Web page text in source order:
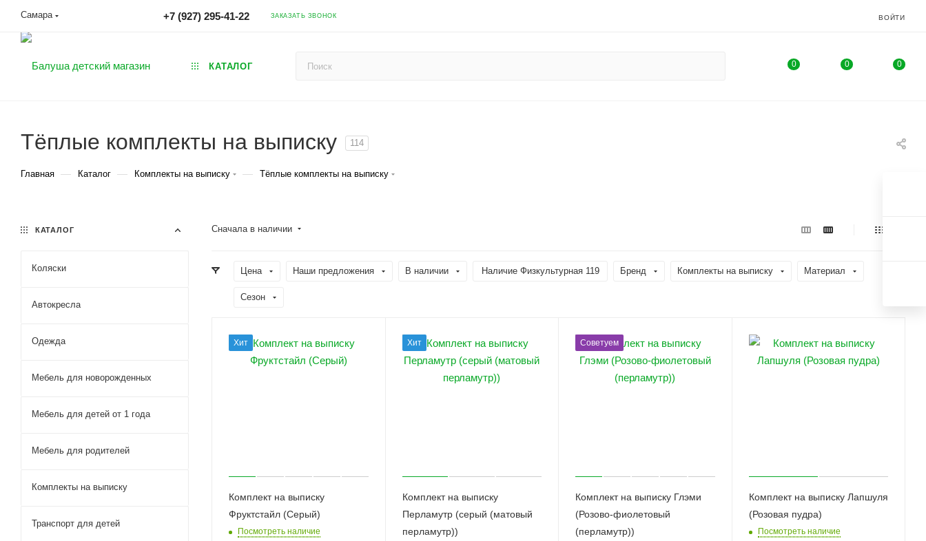
Самара +7 (927) 295-41-22 ЗАКАЗАТЬ ЗВОНОК ВОЙТИ
КАТАЛОГ 0 0 0
Тёплые комплекты на выписку 114
Главная — Каталог — Комплекты на выписку — Тёплые комплекты на выписку
Сначала в наличии
Цена Наши предложения В наличии Наличие Физкультурная 119 Бренд Комплекты на выписку Материал
Сезон
Хит
Комплект на выписку
Фруктстайл (Серый)
Посмотреть наличие
Хит
Комплект на выписку
Перламутр (серый (матовый
перламутр))
Советуем
Комплект на выписку Глэми
(Розово-фиолетовый
(перламутр))
Комплект на выписку Лапшуля
(Розовая пудра)
Посмотреть наличие
КАТАЛОГ
Коляски
Автокресла
Одежда
Мебель для новорожденных
Мебель для детей от 1 года
Мебель для родителей
Комплекты на выписку
Транспорт для детей